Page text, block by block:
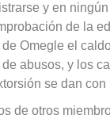
y en
de la
Omegle el
abusos, y los
se dan con
de otros